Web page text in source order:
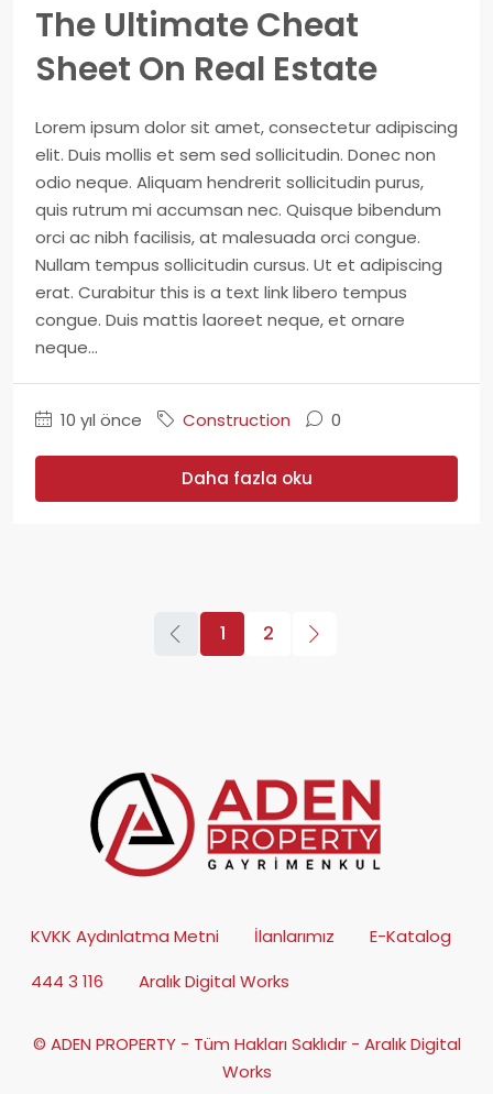
The Ultimate Cheat
Sheet On Real Estate
Lorem ipsum dolor sit amet, consectetur adipiscing
elit. Duis mollis et sem sed sollicitudin. Donec non
odio neque. Aliquam hendrerit sollicitudin purus,
quis rutrum mi accumsan nec. Quisque bibendum
orci ac nibh facilisis, at malesuada orci congue.
Nullam tempus sollicitudin cursus. Ut et adipiscing
erat. Curabitur this is a text link libero tempus
congue. Duis mattis laoreet neque, et ornare
neque...
10 yıl önce Construction 0
Daha fazla oku
1 2
KVKK Aydınlatma Metni İlanlarımız
E-Katalog
444 3 116
Aralık Digital Works
© ADEN PROPERTY - Tüm Hakları Saklıdır - Aralık Digital
Works